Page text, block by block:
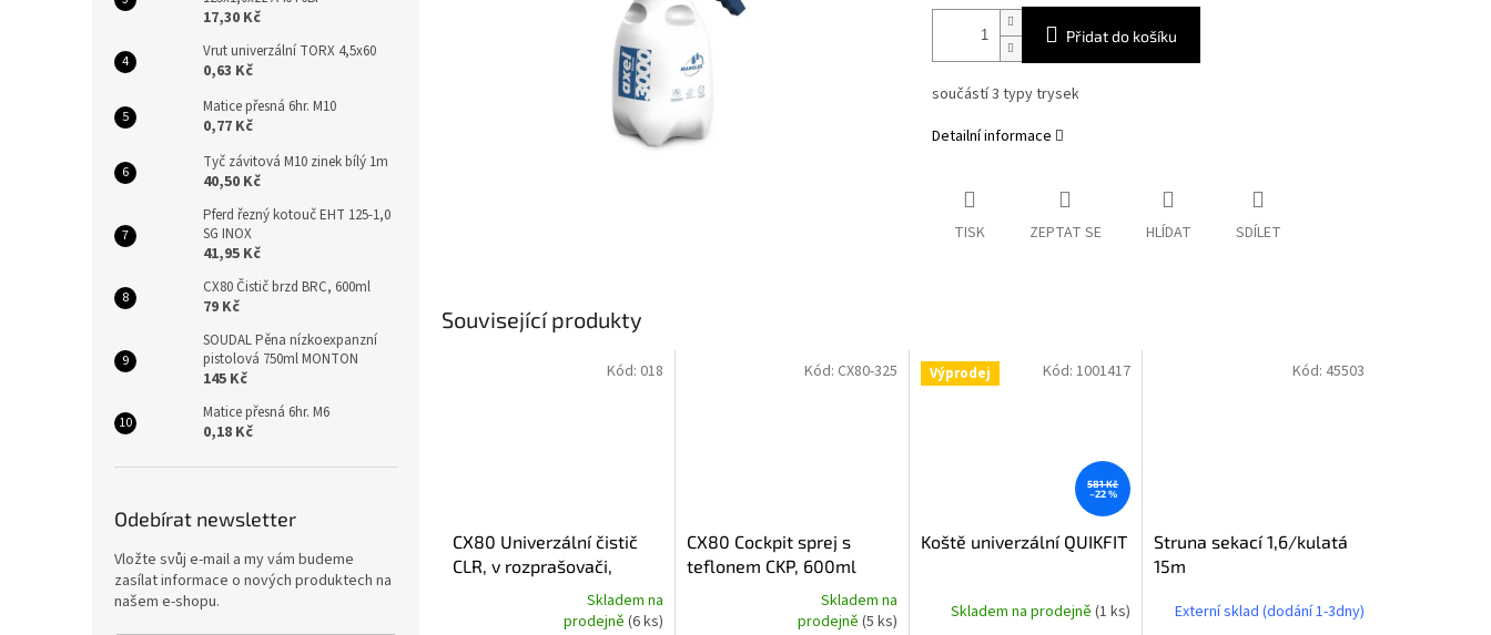
17,30 Kč
Vrut univerzální TORX 4,5x60
0,63 Kč
Matice přesná 6hr. M10
0,77 Kč
Tyč závitová M10 zinek bílý 1m
40,50 Kč
Pferd řezný kotouč EHT 125-1,0
SG INOX
41,95 Kč
CX80 Čistič brzd BRC, 600ml
79 Kč
SOUDAL Pěna nízkoexpanzní
pistolová 750ml MONTON
145 Kč
Matice přesná 6hr. M6
0,18 Kč
Odebírat newsletter
Vložte svůj e-mail a my vám budeme
zasílat informace o nových produktech na
našem e-shopu.
Přidat do košíku
součástí 3 typy trysek
Detailní informace
TISK ZEPTAT SE HLÍDAT SDÍLET
Související produkty
CX80 Univerzální čistič
CLR, v rozprašovači,
Skladem na
prodejně (6 ks)
Kód: 018
CX80 Cockpit sprej s
teflonem CKP, 600ml
Skladem na
prodejně (5 ks)
Kód: CX80-325 Výprodej
581 Kč
–22 %
Koště univerzální QUIKFIT
Skladem na prodejně(1 ks)
Kód:1001417
Struna sekací 1,6/kulatá
15m
Externí sklad (dodání 1-3dny)
Kód: 45503